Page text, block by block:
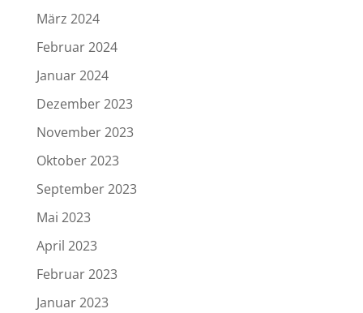
März 2024
Februar 2024
Januar 2024
Dezember 2023
November 2023
Oktober 2023
September 2023
Mai 2023
April 2023
Februar 2023
Januar 2023